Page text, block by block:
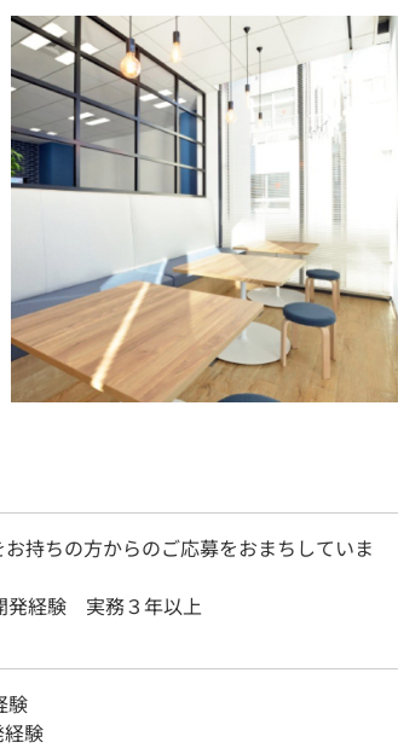
持ちの方からのご応募をおまちしていま
発経験 実務３年以上
験
経験